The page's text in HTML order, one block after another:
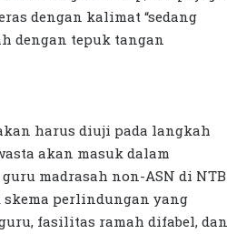
dengan kalimat “sedang
dengan tepuk tangan
harus diuji pada langkah
akan masuk dalam
madrasah non-ASN di NTB
skema perlindungan yang
fasilitas ramah difabel, dan